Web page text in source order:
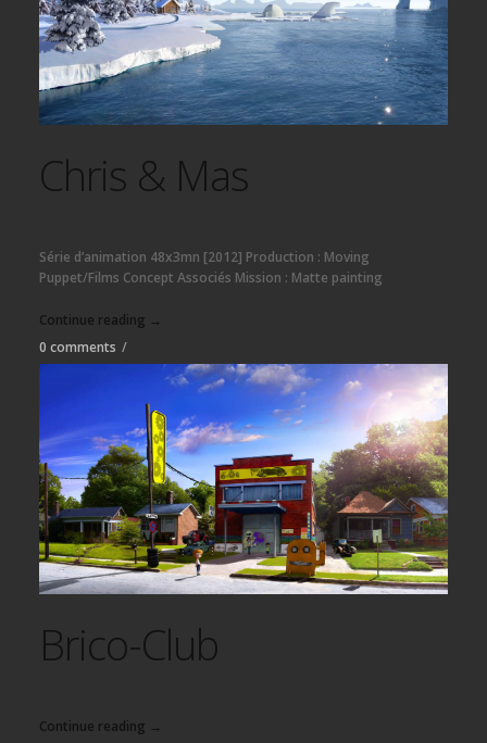
Chris & Mas
Série d’animation 48x3mn [2012] Production : Moving
Puppet/Films Concept Associés Mission : Matte painting
Continue reading →
0 comments /
Brico-Club
Continue reading →